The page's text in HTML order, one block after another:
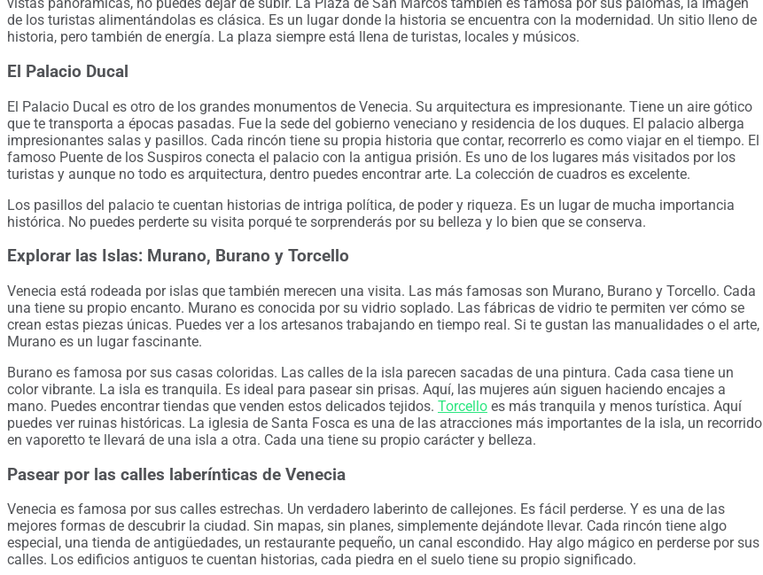
de los turistas alimentándolas es clásica. Es un lugar donde la historia se encuentra con la modernidad. Un sitio lleno de
historia, pero también de energía. La plaza siempre está llena de turistas, locales y músicos.
El Palacio Ducal
El Palacio Ducal es otro de los grandes monumentos de Venecia. Su arquitectura es impresionante. Tiene un aire gótico
que te transporta a épocas pasadas. Fue la sede del gobierno veneciano y residencia de los duques. El palacio alberga
impresionantes salas y pasillos. Cada rincón tiene su propia historia que contar, recorrerlo es como viajar en el tiempo. El
famoso Puente de los Suspiros conecta el palacio con la antigua prisión. Es uno de los lugares más visitados por los
turistas y aunque no todo es arquitectura, dentro puedes encontrar arte. La colección de cuadros es excelente.
Los pasillos del palacio te cuentan historias de intriga política, de poder y riqueza. Es un lugar de mucha importancia
histórica. No puedes perderte su visita porqué te sorprenderás por su belleza y lo bien que se conserva.
Explorar las Islas: Murano, Burano y Torcello
Venecia está rodeada por islas que también merecen una visita. Las más famosas son Murano, Burano y Torcello. Cada
una tiene su propio encanto. Murano es conocida por su vidrio soplado. Las fábricas de vidrio te permiten ver cómo se
crean estas piezas únicas. Puedes ver a los artesanos trabajando en tiempo real. Si te gustan las manualidades o el arte,
Murano es un lugar fascinante.
Burano es famosa por sus casas coloridas. Las calles de la isla parecen sacadas de una pintura. Cada casa tiene un
color vibrante. La isla es tranquila. Es ideal para pasear sin prisas. Aquí, las mujeres aún siguen haciendo encajes a
mano. Puedes encontrar tiendas que venden estos delicados tejidos. Torcello es más tranquila y menos turística. Aquí
puedes ver ruinas históricas. La iglesia de Santa Fosca es una de las atracciones más importantes de la isla, un recorrido
en vaporetto te llevará de una isla a otra. Cada una tiene su propio carácter y belleza.
Pasear por las calles laberínticas de Venecia
Venecia es famosa por sus calles estrechas. Un verdadero laberinto de callejones. Es fácil perderse. Y es una de las
mejores formas de descubrir la ciudad. Sin mapas, sin planes, simplemente dejándote llevar. Cada rincón tiene algo
especial, una tienda de antigüedades, un restaurante pequeño, un canal escondido. Hay algo mágico en perderse por sus
calles. Los edificios antiguos te cuentan historias, cada piedra en el suelo tiene su propio significado.